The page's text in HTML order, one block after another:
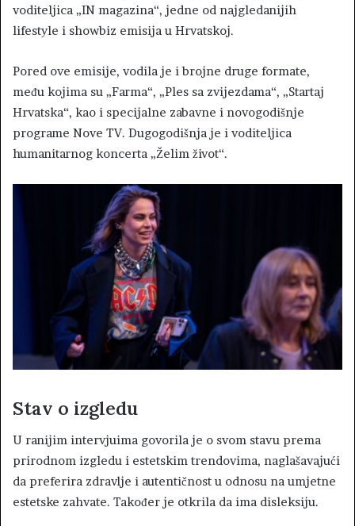
voditeljica „IN magazina“, jedne od najgledanijih
lifestyle i showbiz emisija u Hrvatskoj.
Pored ove emisije, vodila je i brojne druge formate,
među kojima su „Farma“, „Ples sa zvijezdama“, „Startaj
Hrvatska“, kao i specijalne zabavne i novogodišnje
programe Nove TV. Dugogodišnja je i voditeljica
humanitarnog koncerta „Želim život“.
Stav o izgledu
U ranijim intervjuima govorila je o svom stavu prema
prirodnom izgledu i estetskim trendovima, naglašavajući
da preferira zdravlje i autentičnost u odnosu na umjetne
estetske zahvate. Također je otkrila da ima disleksiju.